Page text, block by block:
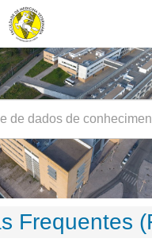
Frequentes